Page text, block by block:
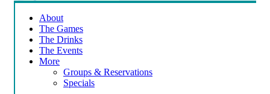
About
The Games
The Drinks
The Events
More
Groups & Reservations
Specials